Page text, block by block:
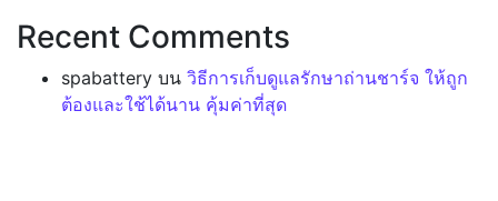
Recent Comments
spabattery บน วิธีการเก็บดูแลรักษาถ่านชาร์จ ให้ถูก
ต้องและใช้ได้นาน คุ้มค่าที่สุด